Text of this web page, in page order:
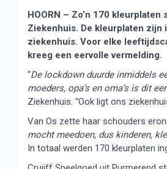
HOORN – Zo’n 170
Ziekenhuis. De kleurplaten zijn
ziekenhuis. Voor elke
kreeg een eervolle vermelding.
“De lockdown duurde inmiddels
moeders, opa’s en oma’s is dit
Ziekenhuis. “Ook ligt ons
Van Os zette haar schouders
mocht meedoen, dus kinderen,
In totaal werden 170 kleurplaten